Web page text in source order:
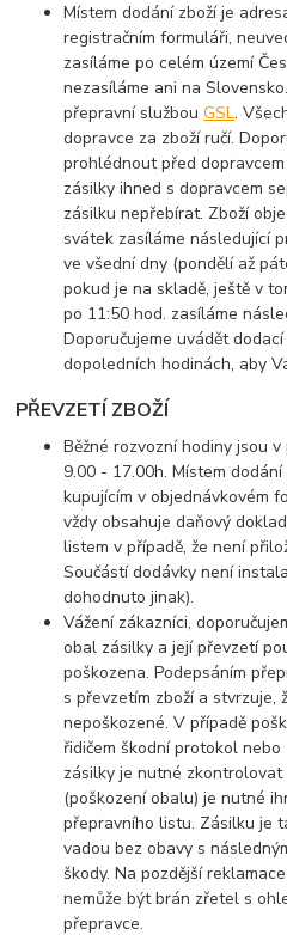
Místem dodání zboží je
registračním formuláři,
zasíláme po celém území
nezasíláme ani na
přepravní službouGSL.
dopravce za zboží ručí.
prohlédnout před
zásilky ihned s dopravcem
zásilku nepřebírat. Zboží
svátek zasíláme následující
ve všední dny (pondělí až
pokud je na skladě, ještě v
po 11:50 hod. zasíláme
Doporučujeme uvádět
dopoledních hodinách, aby
PŘEVZETÍ ZBOŽÍ
Běžné rozvozní hodiny jsou
9.00 - 17.00h. Místem
kupujícím v objednávkovém
vždy obsahuje daňový
listem v případě, že není
Součástí dodávky není
dohodnuto jinak).
Vážení zákazníci,
obal zásilky a její převzetí
poškozena. Podepsáním
s převzetím zboží a stvrzuje,
nepoškozené. V případě
řidičem škodní protokol
zásilky je nutné
(poškození obalu) je nutné
přepravního listu. Zásilku je
vadou bez obavy s
škody. Na pozdější
nemůže být brán zřetel s
přepravce.